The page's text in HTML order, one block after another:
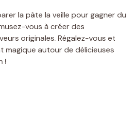
la pâte la veille pour gagner du
vous à créer des
originales. Régalez-vous et
magique autour de délicieuses
!